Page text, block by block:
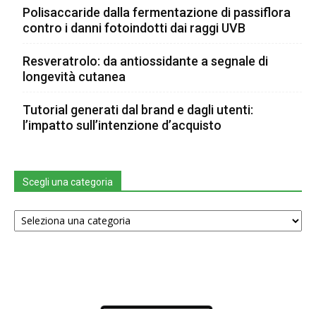
Polisaccaride dalla fermentazione di passiflora
contro i danni fotoindotti dai raggi UVB
Resveratrolo: da antiossidante a segnale di
longevità cutanea
Tutorial generati dal brand e dagli utenti:
l’impatto sull’intenzione d’acquisto
Scegli una categoria
Scegli
una